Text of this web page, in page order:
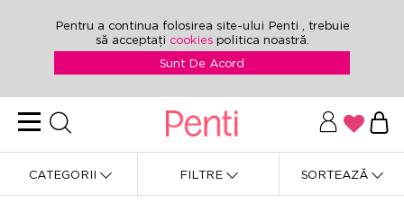
Pentru a continua folosirea site-ului Penti , trebuie
să acceptați cookies politica noastră.
Sunt De Acord
CATEGORII FILTRE SORTEAZĂ